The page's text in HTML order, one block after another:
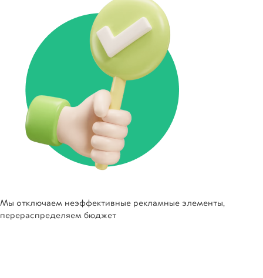
Мы отключаем неэффективные рекламные элементы,
перераспределяем бюджет